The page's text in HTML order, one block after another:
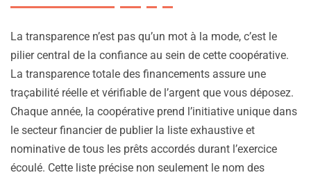
La transparence n’est pas qu’un mot à la mode, c’est le
pilier central de la confiance au sein de cette coopérative.
La transparence totale des financements assure une
traçabilité réelle et vérifiable de l’argent que vous déposez.
Chaque année, la coopérative prend l’initiative unique dans
le secteur financier de publier la liste exhaustive et
nominative de tous les prêts accordés durant l’exercice
écoulé. Cette liste précise non seulement le nom des